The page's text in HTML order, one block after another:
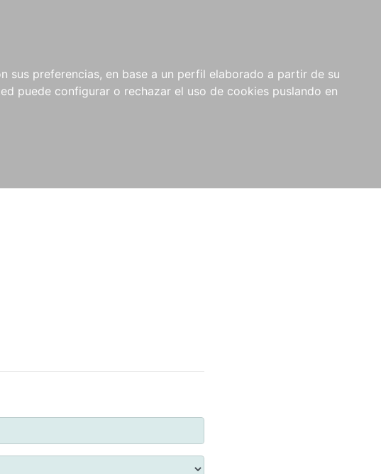
preferencias, en base a un perfil elaborado a partir de su
puede configurar o rechazar el uso de cookies puslando en